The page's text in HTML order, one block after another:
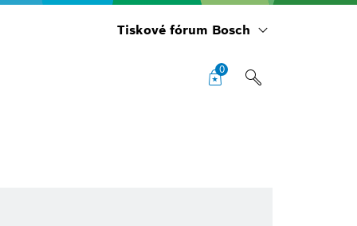
Tiskové fórum Bosch
0